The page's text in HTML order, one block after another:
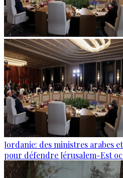
Jordanie: des ministres arabes
pour défendre Jérusalem-Est